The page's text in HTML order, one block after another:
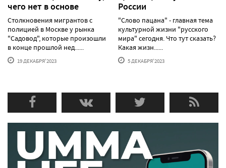
чего нет в основе
Столкновения мигрантов с
полицией в Москве у рынка
"Садовод", которые произошли
в конце прошлой нед......
19 ДЕКАБРЯ'2023
России
"Слово пацана" - главная тема
культурной жизни "русского
мира" сегодня. Что тут сказать?
Какая жизн......
5 ДЕКАБРЯ'2023